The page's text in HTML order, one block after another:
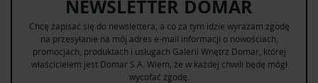
NEWSLETTER DOMAR
Chcę zapisać się do newslettera, a co za tym idzie wyrażam zgodę
na przesyłanie na mój adres e-mail informacji o nowościach,
promocjach, produktach i usługach Galerii Wnętrz Domar, której
właścicielem jest Domar S.A. Wiem, że w każdej chwili będę mógł
wycofać zgodę.